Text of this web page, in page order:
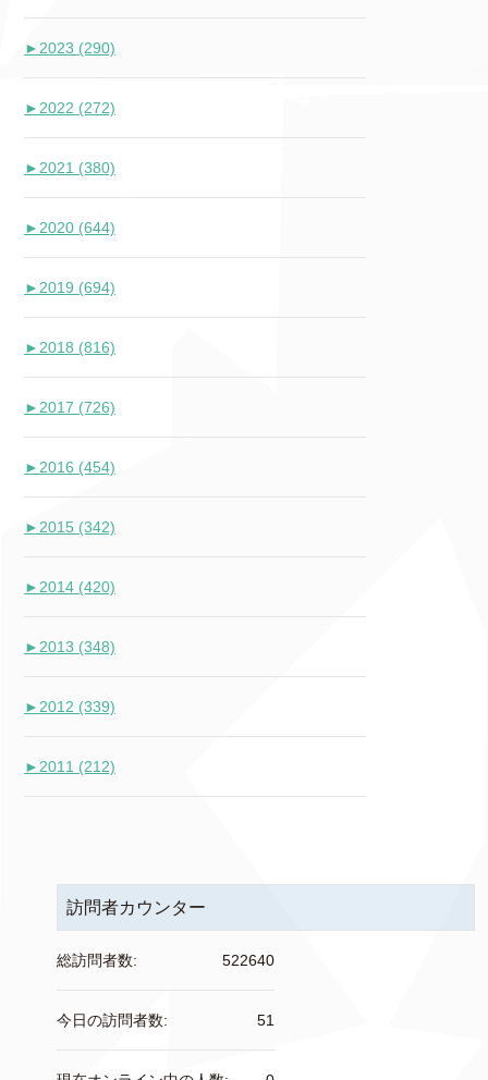
► 2023 (290)
► 2022 (272)
► 2021 (380)
► 2020 (644)
► 2019 (694)
► 2018 (816)
► 2017 (726)
► 2016 (454)
► 2015 (342)
► 2014 (420)
► 2013 (348)
► 2012 (339)
► 2011 (212)
訪問者カウンター
522640
総訪問者数:
51
今日の訪問者数: